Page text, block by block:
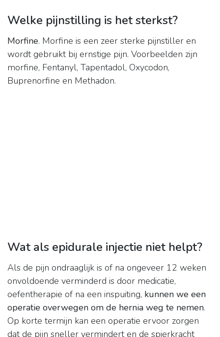
Welke pijnstilling is het sterkst?
Morfine. Morfine is een zeer sterke pijnstiller en
wordt gebruikt bij ernstige pijn. Voorbeelden zijn
morfine, Fentanyl, Tapentadol, Oxycodon,
Buprenorfine en Methadon.
Wat als epidurale injectie niet helpt?
Als de pijn ondraaglijk is of na ongeveer 12 weken
onvoldoende verminderd is door medicatie,
oefentherapie of na een inspuiting, kunnen we een
operatie overwegen om de hernia weg te nemen.
Op korte termijn kan een operatie ervoor zorgen
dat de pijn sneller vermindert en de spierkracht